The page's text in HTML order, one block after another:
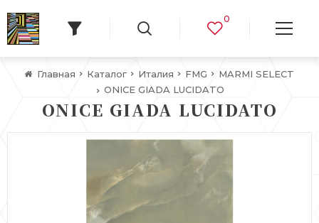
0
Главная Каталог Италия FMG
MARMI SELECT
ONICE GIADA LUCIDATO
ONICE GIADA LUCIDATO